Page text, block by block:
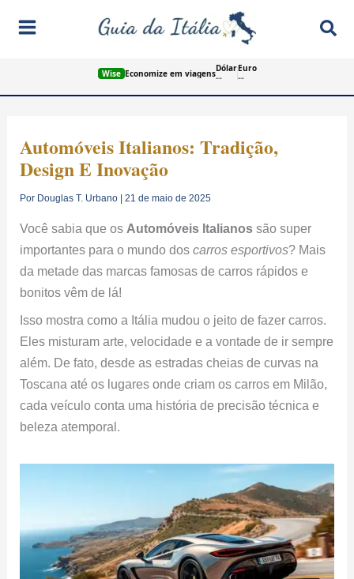
para
Wise Economize em viagensDólar
--
Euro
--
Automóveis Italianos: Tradição,
Design E Inovação
Por Douglas T. Urbano |21 de maio de 2025
Você sabia que os Automóveis Italianos são super
importantes para o mundo doscarros esportivos? Mais
da metade das marcas famosas de carros rápidos e
bonitos vêm de lá!
Isso mostra como a Itália mudou o jeito de fazer carros.
Eles misturam arte, velocidade e a vontade de ir sempre
além. De fato, desde as estradas cheias de curvas na
Toscana até os lugares onde criam os carros em Milão,
cada veículo conta uma história de precisão técnica e
beleza atemporal.